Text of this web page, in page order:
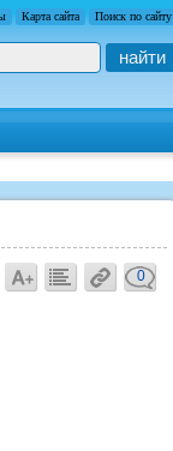
Карта сайта Поиск по сайту
найти
0